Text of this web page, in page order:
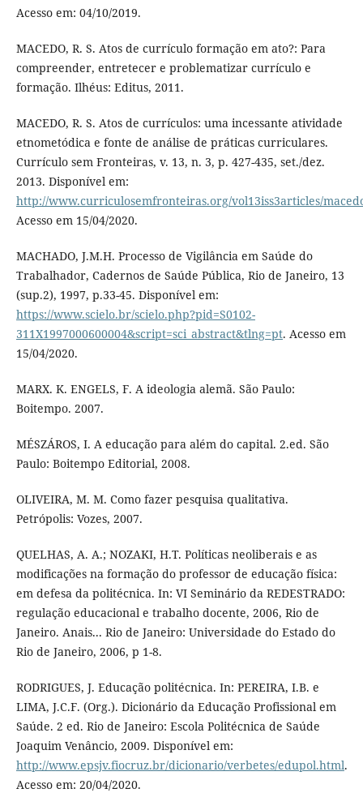
Acesso em: 04/10/2019.
MACEDO, R. S. Atos de currículo formação em ato?: Para
compreender, entretecer e problematizar currículo e
formação. Ilhéus: Editus, 2011.
MACEDO, R. S. Atos de currículos: uma incessante atividade
etnometódica e fonte de análise de práticas curriculares.
Currículo sem Fronteiras, v. 13, n. 3, p. 427-435, set./dez.
2013. Disponível em:
http://www.curriculosemfronteiras.org/vol13iss3articles/
Acesso em 15/04/2020.
MACHADO, J.M.H. Processo de Vigilância em Saúde do
Trabalhador, Cadernos de Saúde Pública, Rio de Janeiro, 13
(sup.2), 1997, p.33-45. Disponível em:
https://www.scielo.br/scielo.php?pid=S0102-
311X1997000600004&script=sci_abstract&tlng=pt. Acesso em
15/04/2020.
MARX. K. ENGELS, F. A ideologia alemã. São Paulo:
Boitempo. 2007.
MÉSZÁROS, I. A educação para além do capital. 2.ed. São
Paulo: Boitempo Editorial, 2008.
OLIVEIRA, M. M. Como fazer pesquisa qualitativa.
Petrópolis: Vozes, 2007.
QUELHAS, A. A.; NOZAKI, H.T. Políticas neoliberais e as
modificações na formação do professor de educação física:
em defesa da politécnica. In: VI Seminário da REDESTRADO:
regulação educacional e trabalho docente, 2006, Rio de
Janeiro. Anais... Rio de Janeiro: Universidade do Estado do
Rio de Janeiro, 2006, p 1-8.
RODRIGUES, J. Educação politécnica. In: PEREIRA, I.B. e
LIMA, J.C.F. (Org.). Dicionário da Educação Profissional em
Saúde. 2 ed. Rio de Janeiro: Escola Politécnica de Saúde
Joaquim Venâncio, 2009. Disponível em:
http://www.epsjv.fiocruz.br/dicionario/verbetes/edupol.html.
Acesso em: 20/04/2020.